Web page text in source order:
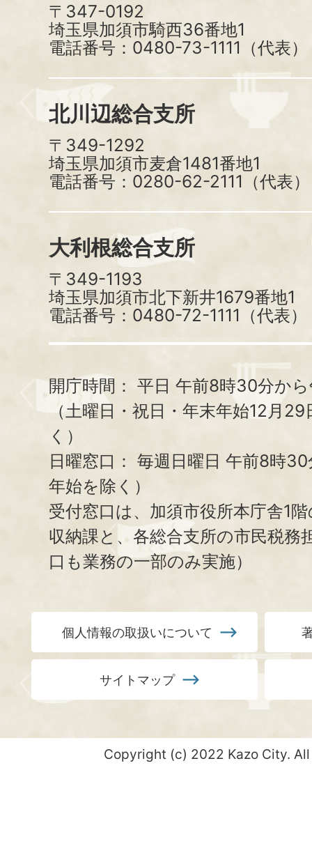
〒347-0192
埼玉県加須市騎西36番地1
電話番号：0480-73-1111（代表）
北川辺総合支所
〒349-1292
埼玉県加須市麦倉1481番地1
電話番号：0280-62-2111（代表）
大利根総合支所
〒349-1193
埼玉県加須市北下新井1679番地1
電話番号：0480-72-1111（代表）
開庁時間： 平日 午前8時30分か
（土曜日・祝日・年末年始12月
く）
日曜窓口： 毎週日曜日 午前8時
年始を除く）
受付窓口は、加須市役所本庁舎1
収納課と、 各総合支所の市民税務
口も業務の一部のみ実施）
個人情報の取扱いについて
サイトマップ
Copyright (c) 2022 Kazo City.